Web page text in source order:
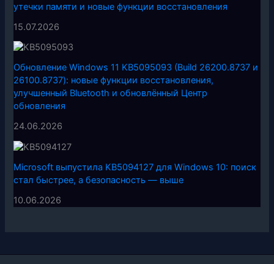
утечки памяти и новые функции восстановления
15.07.2026
Обновление Windows 11 KB5095093 (Build 26200.8737 и
26100.8737): новые функции восстановления,
улучшенный Bluetooth и обновлённый Центр
обновления
24.06.2026
Microsoft выпустила KB5094127 для Windows 10: поиск
стал быстрее, а безопасность — выше
10.06.2026